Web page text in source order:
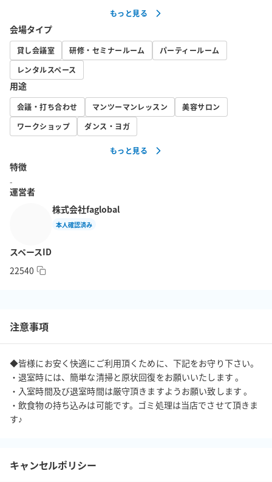
伏見駅スグ☆栄駅5分☆
各種イベント、コンパ・女子会・パーティー・二次会・街コン・
歓迎会・送別会・新歓・会議室・撮影スタジオ
東山線　伏見駅 すぐの立地で、大変便利です！
周囲にはコンビニや飲食店も多数あります。
室内は、広々と 貸切！リピーターさんばかりです♪
ヨガ・レッスン・ボードゲーム・セミナー・会議など幅広い用途
でご利用可能です。
■入室方法■　電話にて対応。
もっと見る
会場タイプ
貸し会議室 研修・セミナールーム
パーティールーム
レンタルスペース
用途
会議・打ち合わせ マンツーマンレッスン
美容サロン
ワークショップ
ダンス・ヨガ
もっと見る
特徴
-
運営者
株式会社faglobal
本人確認済み
スペースID
22540
注意事項
◆皆様にお安く快適にご利用頂くために、下記をお守り下さい。
・退室時には、簡単な清掃と原状回復をお願いいたします 。
・入室時間及び退室時間は厳守頂きますようお願い致します 。
・飲食物の持ち込みは可能です。ゴミ処理は当店でさせて頂きま
す♪
キャンセルポリシー